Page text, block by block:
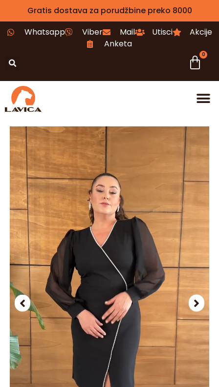
Gratis dostava za porudžbine preko 8000
Whatsapp
Viber Mail Utisci
Akcije
Anketa
0